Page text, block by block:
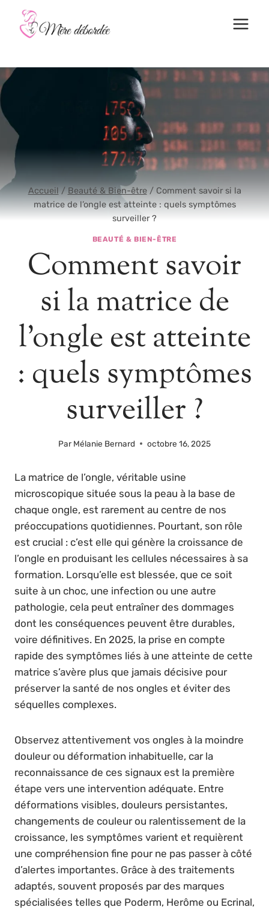
contenu
Accueil / Beauté & Bien-être / Comment savoir si la
matrice de l’ongle est atteinte : quels symptômes
surveiller ?
BEAUTÉ & BIEN-ÊTRE
Comment savoir
si la matrice de
l’ongle est atteinte
: quels symptômes
surveiller ?
Par Mélanie Bernard octobre 16, 2025
La matrice de l’ongle, véritable usine
microscopique située sous la peau à la base de
chaque ongle, est rarement au centre de nos
préoccupations quotidiennes. Pourtant, son rôle
est crucial : c’est elle qui génère la croissance de
l’ongle en produisant les cellules nécessaires à sa
formation. Lorsqu’elle est blessée, que ce soit
suite à un choc, une infection ou une autre
pathologie, cela peut entraîner des dommages
dont les conséquences peuvent être durables,
voire définitives. En 2025, la prise en compte
rapide des symptômes liés à une atteinte de cette
matrice s’avère plus que jamais décisive pour
préserver la santé de nos ongles et éviter des
séquelles complexes.
Observez attentivement vos ongles à la moindre
douleur ou déformation inhabituelle, car la
reconnaissance de ces signaux est la première
étape vers une intervention adéquate. Entre
déformations visibles, douleurs persistantes,
changements de couleur ou ralentissement de la
croissance, les symptômes varient et requièrent
une compréhension fine pour ne pas passer à côté
d’alertes importantes. Grâce à des traitements
adaptés, souvent proposés par des marques
spécialisées telles que Poderm, Herôme ou Ecrinal,